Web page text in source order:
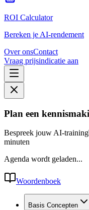
ROI Calculator
Bereken je AI-rendement
Over onsContact
Vraag prijsindicatie aan
Plan een
Bespreek jouw AI-
minuten
Agenda wordt geladen...
Woordenboek
Basis Concepten